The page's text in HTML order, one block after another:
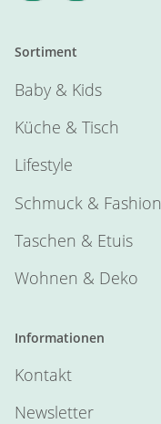
Sortiment
Baby & Kids
Küche & Tisch
Lifestyle
Schmuck & Fashion
Taschen & Etuis
Wohnen & Deko
Informationen
Kontakt
Newsletter